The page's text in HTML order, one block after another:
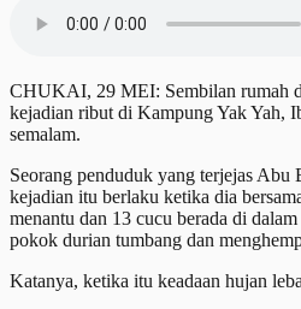
CHUKAI, 29 MEI: Sembilan rumah
kejadian ribut di Kampung Yak Yah,
semalam.
Seorang penduduk yang terjejas Abu
kejadian itu berlaku ketika dia
menantu dan 13 cucu berada di
pokok durian tumbang dan
Katanya, ketika itu keadaan hujan